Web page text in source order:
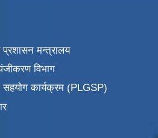
प्रशासन मन्त्रालय
विभाग
कार्यक्रम (PLGSP)